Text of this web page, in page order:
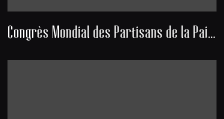
Congrès Mondial des Partisans de la Paix 1949